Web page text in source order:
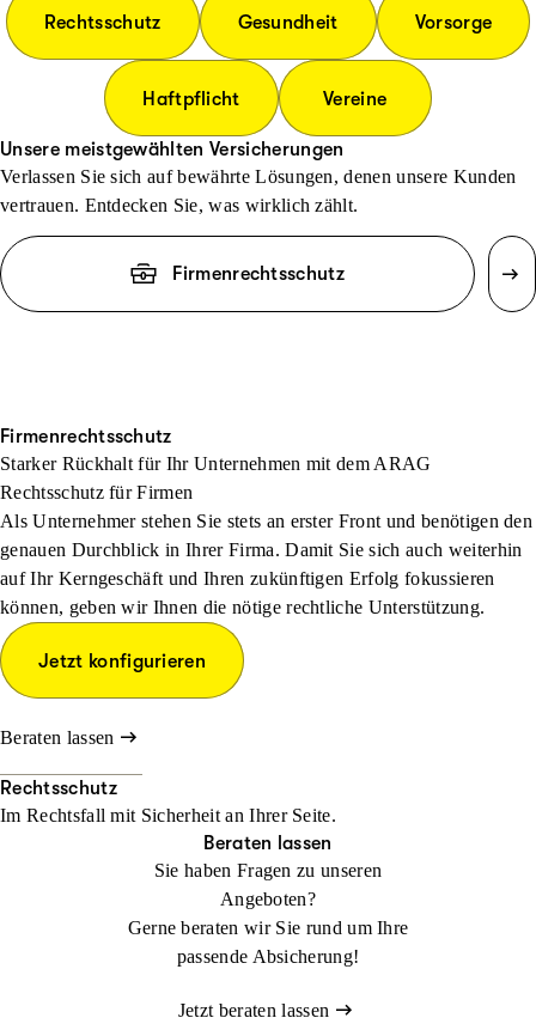
Rechtsschutz Gesundheit Vorsorge
Haftpflicht Vereine
Unsere meistgewählten Versicherungen
Verlassen Sie sich auf bewährte Lösungen, denen unsere Kunden
vertrauen. Entdecken Sie, was wirklich zählt.
Firmenrechtsschutz
Firmenrechtsschutz
Starker Rückhalt für Ihr Unternehmen mit dem ARAG
Rechtsschutz für Firmen
Als Unternehmer stehen Sie stets an erster Front und benötigen den
genauen Durchblick in Ihrer Firma. Damit Sie sich auch weiterhin
auf Ihr Kerngeschäft und Ihren zukünftigen Erfolg fokussieren
können, geben wir Ihnen die nötige rechtliche Unterstützung.
Jetzt konfigurieren
Beraten lassen
Rechtsschutz
Im Rechtsfall mit Sicher­heit an Ihrer Seite.
Beraten lassen
Sie haben Fragen zu unseren
Angeboten?
Gerne beraten wir Sie rund um Ihre
passende Absicherung!
Jetzt beraten lassen